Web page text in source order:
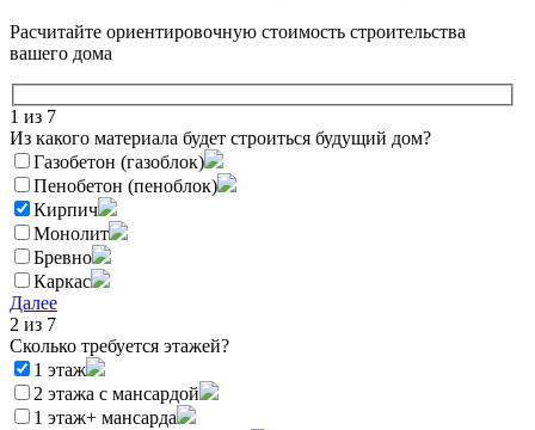
Расчитайте ориентировочную стоимость строительства
вашего дома
1 из 7
Из какого материала будет строиться будущий дом?
Газобетон (газоблок)
Пенобетон (пеноблок)
Кирпич
Монолит
Бревно
Каркас
Далее
2 из 7
Сколько требуется этажей?
1 этаж
2 этажа с мансардой
1 этаж+ мансарда